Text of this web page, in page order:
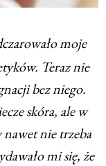
moje
Teraz nie
bez niego.
skóra, ale w
nie trzeba
mi się, że